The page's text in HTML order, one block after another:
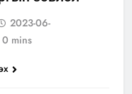
2023-06-
0 mins